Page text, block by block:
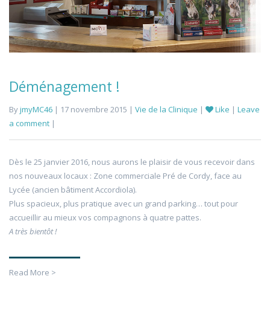
Déménagement !
ByjmyMC46 | 17 novembre 2015 | Vie de la Clinique | Like | Leave
a comment |
Dès le 25 janvier 2016, nous aurons le plaisir de vous recevoir dans
nos nouveaux locaux : Zone commerciale Pré de Cordy, face au
Lycée (ancien bâtiment Accordiola).
Plus spacieux, plus pratique avec un grand parking… tout pour
accueillir au mieux vos compagnons à quatre pattes.
A très bientôt !
Read More >